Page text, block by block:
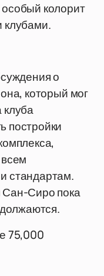
колорит
клубами.
о
который мог
постройки
стандартам.
Сиро пока
75,000